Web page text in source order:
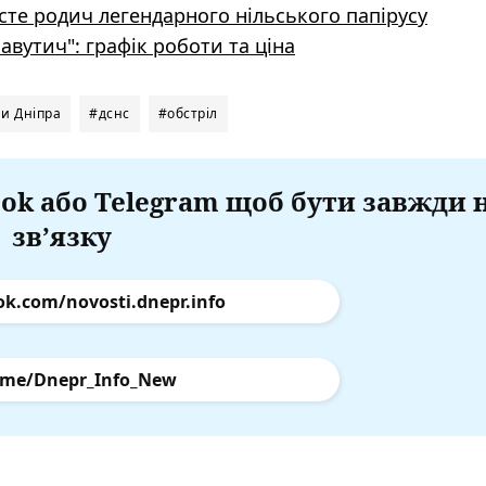
родич легендарного нільського папірусу
графік роботи та ціна
Дніпра #дснс #обстріл
або Telegram щоб бути завжди
зв’язку
novosti.dnepr.info
Dnepr_Info_New